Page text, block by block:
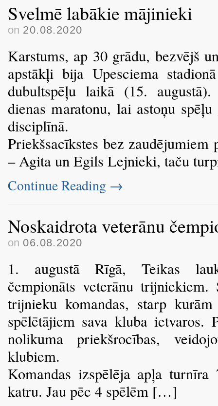
Svelmē labākie mājinieki
on 20.08.2020
Karstums, ap 30 grādu, bezvējš
apstākļi bija Upesciema
dubultspēļu laikā (15.
dienas maratonu, lai astoņu
disciplīnā.
Priekšsacīkstes bez
– Agita un Egils Lejnieki, taču
Continue Reading →
Noskaidrota veterānu
on 06.08.2020
1. augustā Rīgā, Teikas
čempionāts veterānu
trijnieku komandas, starp
spēlētājiem sava kluba ietvaros.
nolikuma priekšrocības,
klubiem.
Komandas izspēlēja apļa
katru. Jau pēc 4 spēlēm […]